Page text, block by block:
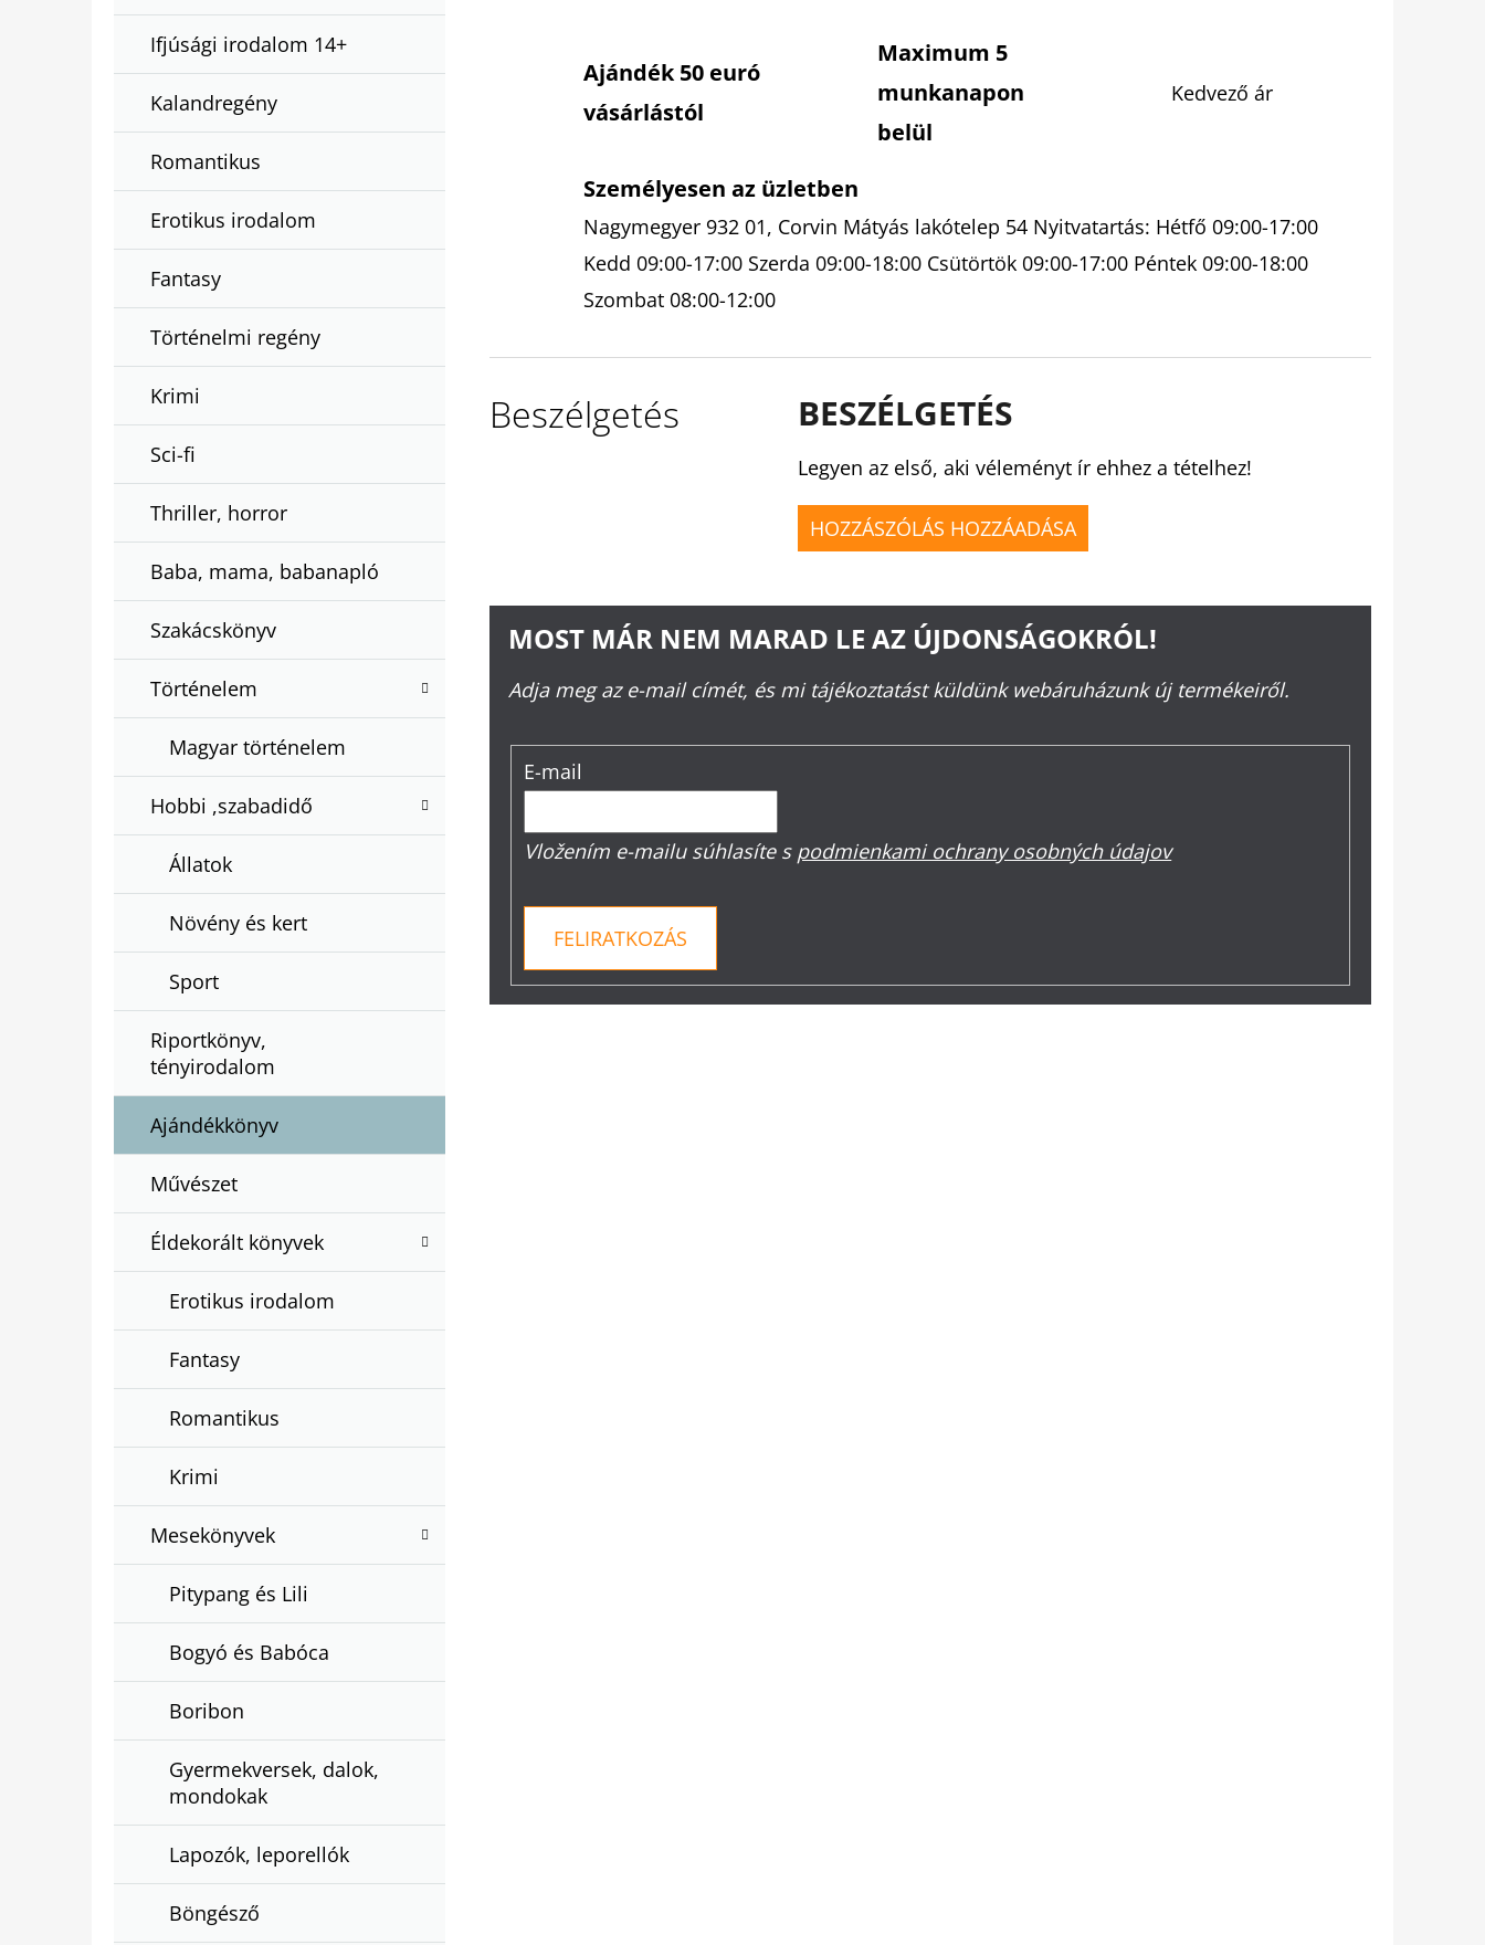
Ifjúsági irodalom 14+
Kalandregény
Romantikus
Erotikus irodalom
Fantasy
Történelmi regény
Krimi
Sci-fi
Thriller, horror
Baba, mama, babanapló
Szakácskönyv
Történelem
Magyar történelem
Hobbi ,szabadidő
Állatok
Növény és kert
Sport
Riportkönyv,
tényirodalom
Ajándékkönyv
Művészet
Éldekorált könyvek
Erotikus irodalom
Fantasy
Romantikus
Krimi
Mesekönyvek
Pitypang és Lili
Bogyó és Babóca
Boribon
Gyermekversek, dalok,
mondokak
Lapozók, leporellók
Böngésző
Ajándék 50 euró
vásárlástól
Maximum 5
munkanapon
belül
Kedvező ár
Személyesen az üzletben
Nagymegyer 932 01, Corvin Mátyás lakótelep 54 Nyitvatartás: Hétfő 09:00-17:00
Kedd 09:00-17:00 Szerda 09:00-18:00 Csütörtök 09:00-17:00 Péntek 09:00-18:00
Szombat 08:00-12:00
Beszélgetés BESZÉLGETÉS
Legyen az első, aki véleményt ír ehhez a tételhez!
HOZZÁSZÓLÁS HOZZÁADÁSA
MOST MÁR NEM MARAD LE AZ ÚJDONSÁGOKRÓL!
Adja meg az e-mail címét, és mi tájékoztatást küldünk webáruházunk új termékeiről.
E-mail
Vložením e-mailu súhlasíte s podmienkami ochrany osobných údajov
FELIRATKOZÁS